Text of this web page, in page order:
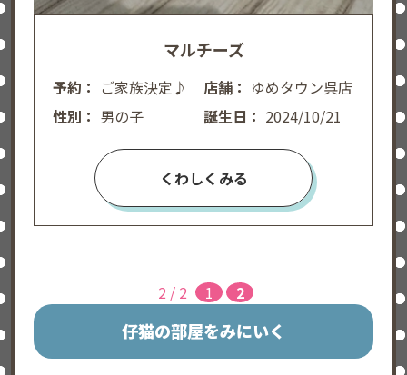
マルチーズ
予約： ご家族決定♪ 店舗： ゆめタウン呉店
性別： 男の子 誕生日： 2024/10/21
くわしくみる
2 / 2 1 2
仔猫の部屋をみにいく